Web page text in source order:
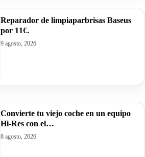
Reparador de limpiaparbrisas Baseus
por 11€.
9 agosto, 2026
Convierte tu viejo coche en un equipo
Hi-Res con el…
8 agosto, 2026